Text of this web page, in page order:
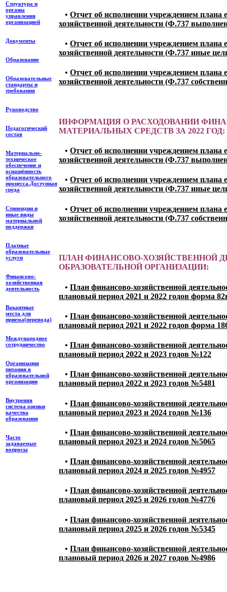
Структура и
органы
управления
организацией
Документы
Образование
Образовательные
стандарты и
требования
Руководство
Педагогический
состав
Материально-
техническое
обеспечение и
оснащённость
образовательного
процесса.Доступная
среда
Стипендии и
иные виды
материальной
поддержки
Платные
образовательные
услуги
Финансово-
хозяйственная
деятельность
Вакантные
места для
приема(перевода)
Международное
сотрудничество
Организация
питания в
образовательной
организации
Внутреняя
система оценки
качества
образования
Часто
задаваемые
вопросы
• Отчет об исполнении учреждением плана
хозяйственной деятельности (Ф.737
• Отчет об исполнении учреждением плана
хозяйственной деятельности (Ф.737 иные
• Отчет об исполнении учреждением плана
хозяйственной деятельности (Ф.737
ИНФОРМАЦИЯ О РАСХОДОВАНИИ
МАТЕРИАЛЬНЫХ СРЕДСТВ ЗА 2022 ГОД:
• Отчет об исполнении учреждением плана
хозяйственной деятельности (Ф.737
• Отчет об исполнении учреждением плана
хозяйственной деятельности (Ф.737 иные
• Отчет об исполнении учреждением плана
хозяйственной деятельности (Ф.737
ПЛАН ФИНАНСОВО-ХОЗЯЙСТВЕННОЙ
ОБРАЗОВАТЕЛЬНОЙ ОРГАНИЗАЦИИ:
• План финансово-хозяйственной
плановый период 2021 и 2022 годов форма
• План финансово-хозяйственной
плановый период 2021 и 2022 годов форма
• План финансово-хозяйственной
плановый период 2022 и 2023 годов №122
• План финансово-хозяйственной
плановый период 2022 и 2023 годов №5481
• План финансово-хозяйственной
плановый период 2023 и 2024 годов №136
• План финансово-хозяйственной
плановый период 2023 и 2024 годов №5065
• План финансово-хозяйственной
плановый период 2024 и 2025 годов №4957
• План финансово-хозяйственной
плановый период 2025 и 2026 годов №4776
• План финансово-хозяйственной
плановый период 2025 и 2026 годов №5345
• План финансово-хозяйственной
плановый период 2026 и 2027 годов №4986